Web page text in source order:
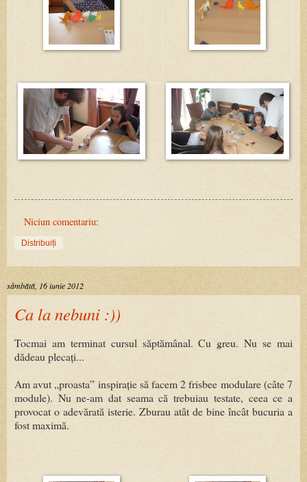
Niciun comentariu:
Distribuiți
sâmbătă, 16 iunie 2012
Ca la nebuni :))
Tocmai am terminat cursul săptămânal. Cu greu. Nu se mai
dădeau plecați...
Am avut „proasta” inspirație să facem 2 frisbee modulare (câte 7
module). Nu ne-am dat seama că trebuiau testate, ceea ce a
provocat o adevărată isterie. Zburau atât de bine încât bucuria a
fost maximă.